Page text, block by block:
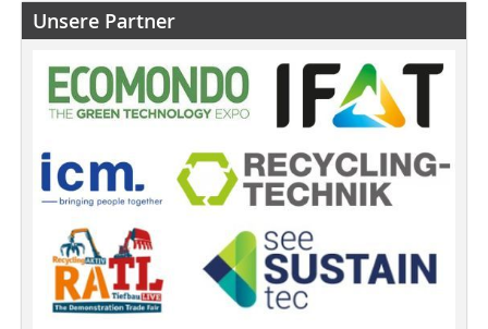
Unsere Partner